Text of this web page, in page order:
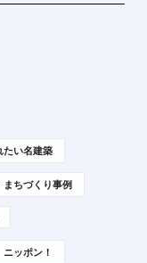
たい名建築
ちづくり事例
ッポン！